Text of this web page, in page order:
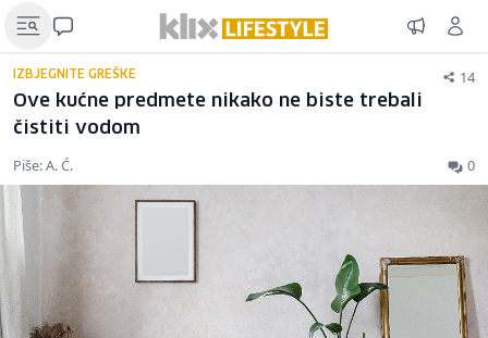
IZBJEGNITE GREŠKE 14
Ove kućne predmete nikako ne biste trebali
čistiti vodom
Piše: A. Ć. 0